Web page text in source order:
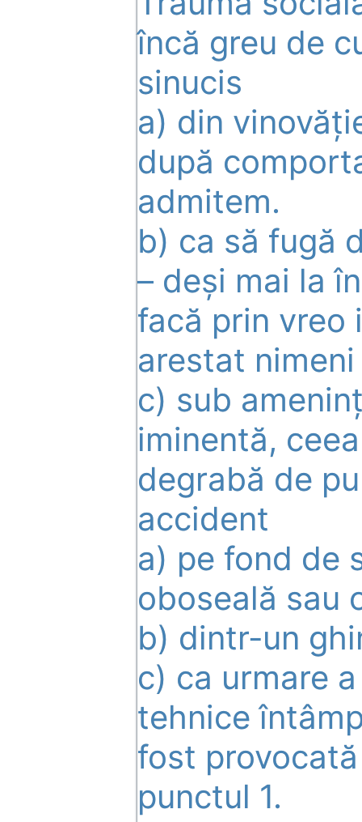
încă greu de
sinucis
a) din
după
admitem.
b) ca să fugă
– deși mai la
facă prin vreo
arestat nimeni
c) sub
iminentă,
degrabă de
accident
a) pe fond de
oboseală sau
b) dintr-un
c) ca urmare
tehnice
fost
punctul 1.